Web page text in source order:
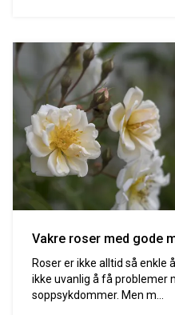
Vakre roser med gode
Roser er ikke alltid så enkle
ikke uvanlig å få problemer
soppsykdommer. Men m...